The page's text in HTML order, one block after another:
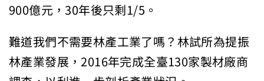
900億元，30年後只剩1/5。
難道我們不需要林產工業了嗎？林試所為提振
林產業發展，2016年完成全臺130家製材廠商